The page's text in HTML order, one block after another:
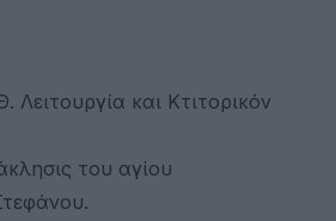
και Κτιτορικόν
του αγίου